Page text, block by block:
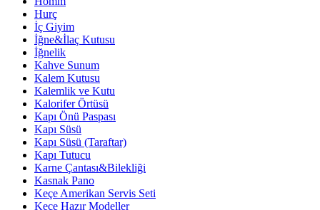
Hurç
İç Giyim
İğne&İlaç Kutusu
İğnelik
Kahve Sunum
Kalem Kutusu
Kalemlik ve Kutu
Kalorifer Örtüsü
Kapı Önü Paspası
Kapı Süsü
Kapı Süsü (Taraftar)
Kapı Tutucu
Karne Çantası&Bilekliği
Kasnak Pano
Keçe Amerikan Servis Seti
Keçe Hazır Modeller